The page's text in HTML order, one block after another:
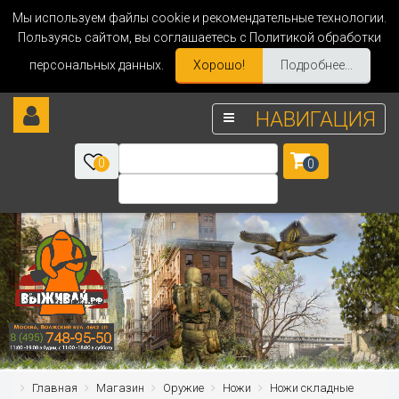
Мы используем файлы cookie и рекомендательные технологии.
Пользуясь сайтом, вы соглашаетесь с Политикой обработки
персональных данных.
Хорошо! Подробнее...
НАВИГАЦИЯ
0 0
Главная Магазин Оружие Ножи Ножи складные